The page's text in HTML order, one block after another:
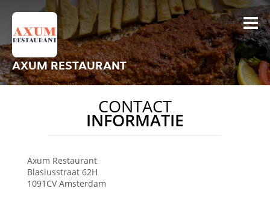
AXUM RESTAURANT
CONTACT
INFORMATIE
Axum Restaurant
Blasiusstraat 62H
1091CV Amsterdam